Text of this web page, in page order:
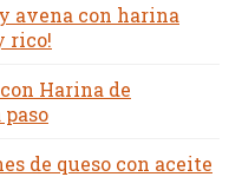
avena con harina
rico!
Harina de
paso
de queso con aceite